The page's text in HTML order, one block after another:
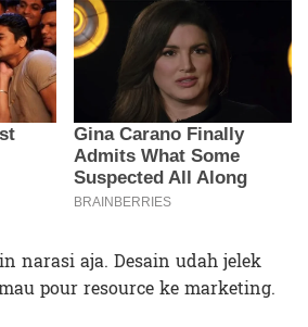
narasi aja. Desain udah jelek
pour resource ke marketing.